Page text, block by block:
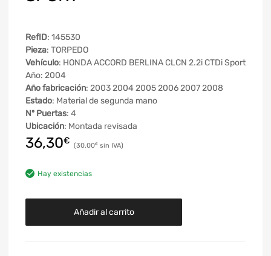
RefID: 145530
Pieza: TORPEDO
Vehículo: HONDA ACCORD BERLINA CLCN 2.2i CTDi Sport
Año: 2004
Año fabricación: 2003 2004 2005 2006 2007 2008
Estado: Material de segunda mano
Nº Puertas: 4
Ubicación: Montada revisada
36,30€ 30,00€
Hay existencias
Añadir al carrito